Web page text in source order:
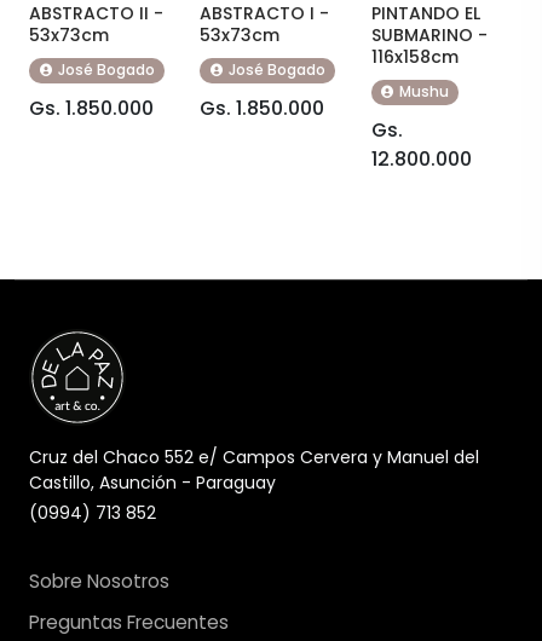
ABSTRACTO II -
53x73cm
José Bogado
Gs. 1.850.000
ABSTRACTO I -
53x73cm
José Bogado
Gs. 1.850.000
PINTANDO EL
SUBMARINO -
116x158cm
Mushu
Gs.
12.800.000
Cruz del Chaco 552 e/ Campos Cervera y Manuel del
Castillo, Asunción - Paraguay
(0994) 713 852
Sobre Nosotros
Preguntas Frecuentes